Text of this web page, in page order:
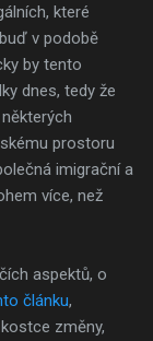
které
v podobě
by tento
dnes, tedy že
prostoru
imigrační a
více, než
aspektů, o
článku,
změny,